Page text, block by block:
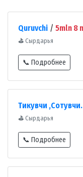
Quruvchi / 5mln 8
⛳ Сырдарья
📞 Подробнее
Тикувчи ,Сотувчи.
⛳ Сырдарья
📞 Подробнее